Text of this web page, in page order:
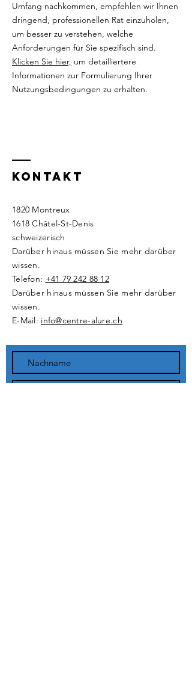
Umfang nachkommen, empfehlen wir Ihnen
dringend, professionellen Rat einzuholen,
um besser zu verstehen, welche
Anforderungen für Sie spezifisch sind.
Klicken Sie hier, um detailliertere
Informationen zur Formulierung Ihrer
Nutzungsbedingungen zu erhalten.
Kontakt
1820 Montreux
1618 Châtel-St-Denis
schweizerisch
Darüber hinaus müssen Sie mehr darüber
wissen.
Telefon: +41 79 242 88 12
Darüber hinaus müssen Sie mehr darüber
wissen.
E-Mail: info@centre-alure.ch